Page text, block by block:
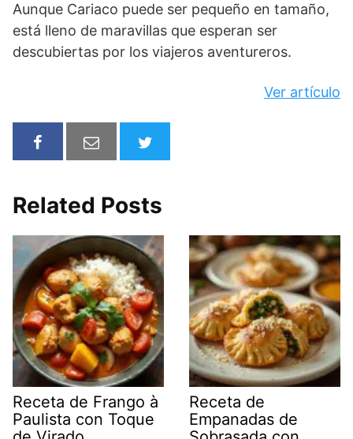
Aunque Cariaco puede ser pequeño en tamaño,
está lleno de maravillas que esperan ser
descubiertas por los viajeros aventureros.
Ver artículo
Related Posts
Receta de Frango à
Paulista con Toque
Receta de
Empanadas de